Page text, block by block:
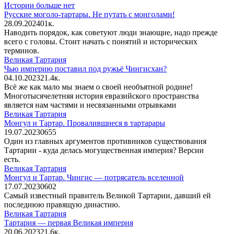
Истории больше нет
Русские моголо-тартары. Не путать с монголами!
28.09.202401к.
Наводить порядок, как советуют люди знающие, надо прежде
всего с головы. Стоит начать с понятий и исторических
терминов.
Великая Тартария
Чью империю поставил под ружьё Чингисхан?
04.10.202321.4к.
Всё же как мало мы знаем о своей необъятной родине!
Многотысячелетняя история евразийского пространства
является нам частями и несвязанными отрывками
Великая Тартария
Монгул и Тартар. Провалившиеся в тартарары
19.07.20230655
Один из главных аргументов противников существования
Тартарии - куда делась могущественная империя? Версии
есть.
Великая Тартария
Монгул и Тартар. Чингис — потрясатель вселенной
17.07.20230602
Самый известный правитель Великой Тартарии, давший ей
последнюю правящую династию.
Великая Тартария
Тартария — первая Великая империя
20.06.202321.6к.